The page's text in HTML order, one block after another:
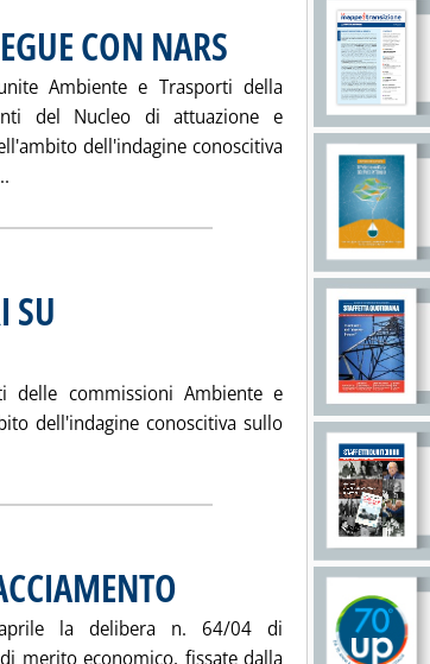
CON NARS . Pubblicata martedì 11 maggio
Ambiente e Trasporti della
del Nucleo di attuazione e
dell'indagine conoscitiva
Leggi tutta la notizia: 'RETE AUTOSTRADALE, SI
SU
delle commissioni Ambiente e
dell'indagine conoscitiva sullo
la notizia: 'RETE AUTOSTRADALE, GESTORI SU
. Pubblicata giovedì 06 maggio 2004 alle
la delibera n. 64/04 di
merito economico, fissate dalla